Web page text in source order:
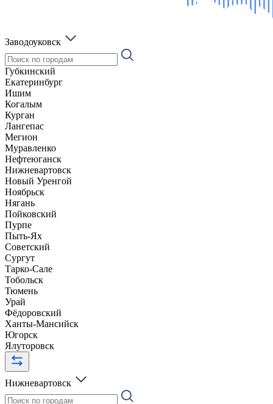
Заводоуковск
Губкинский
Екатеринбург
Ишим
Когалым
Курган
Лангепас
Мегион
Муравленко
Нефтеюганск
Нижневартовск
Новый Уренгой
Ноябрьск
Нягань
Пойковский
Пурпе
Пыть-Ях
Советский
Сургут
Тарко-Сале
Тобольск
Тюмень
Урай
Фёдоровский
Ханты-Мансийск
Югорск
Ялуторовск
Нижневартовск